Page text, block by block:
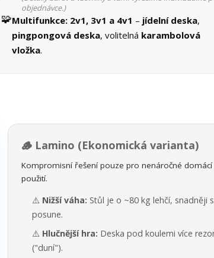
objednávce.)
🧩Multifunkce:2v1, 3v1 a 4v1 – jídelní deska,
pingpongová deska, volitelná karambolová
vložka.
🪵 Lamino (Ekonomická varianta)
Kompromisní řešení pouze pro nenáročné domácí
použití.
⚠️ Nižší váha: Stůl je o ~80 kg lehčí, snadněji
posune.
⚠️ Hlučnější hra: Deska pod koulemi více
("duní").